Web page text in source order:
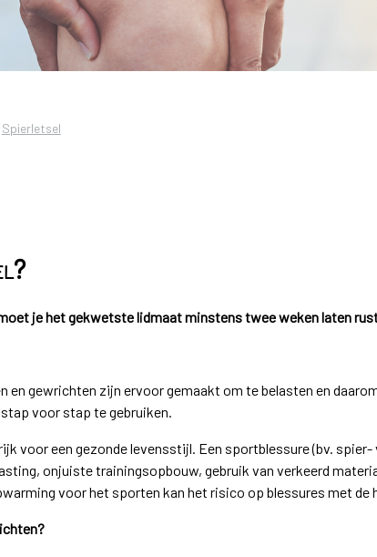
Spierletsel
je het gekwetste lidmaat minstens twee weken laten
en gewrichten zijn ervoor gemaakt om te belasten en
voor stap te gebruiken.
voor een gezonde levensstijl. Een sportblessure (bv.
onjuiste trainingsopbouw, gebruik van verkeerd
voor het sporten kan het risico op blessures met de